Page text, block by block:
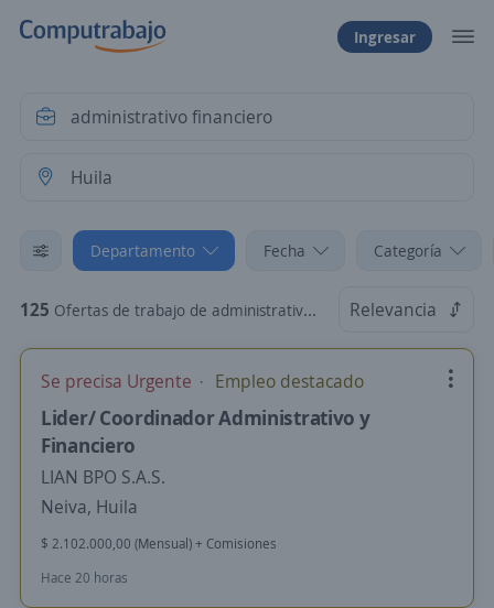
Ingresar
Departamento Fecha Categoría
125 Ofertas de trabajo de administrativo financiero en Huila Relevancia
Se precisa Urgente Empleo destacado
Lider/ Coordinador Administrativo y
Financiero
LIAN BPO S.A.S.
Neiva, Huila
$ 2.102.000,00 (Mensual) + Comisiones
Hace 20 horas